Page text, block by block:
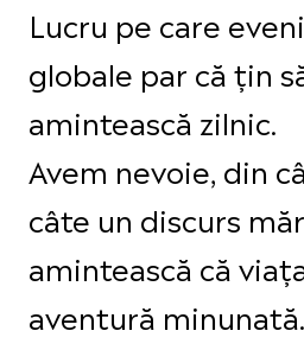
Lucru pe care
globale par că țin
amintească zilnic.
Avem nevoie, din
câte un discurs
amintească că
aventură